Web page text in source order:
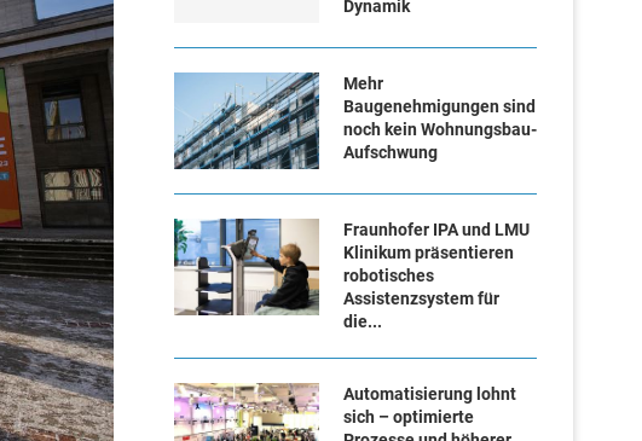
Dynamik
Mehr
Baugenehmigungen sind
noch kein Wohnungsbau-
Aufschwung
Fraunhofer IPA und LMU
Klinikum präsentieren
robotisches
Assistenzsystem für
die...
Automatisierung lohnt
sich – optimierte